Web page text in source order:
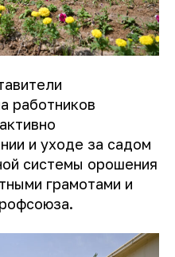
работников
и уходе за садом
системы орошения
грамотами и